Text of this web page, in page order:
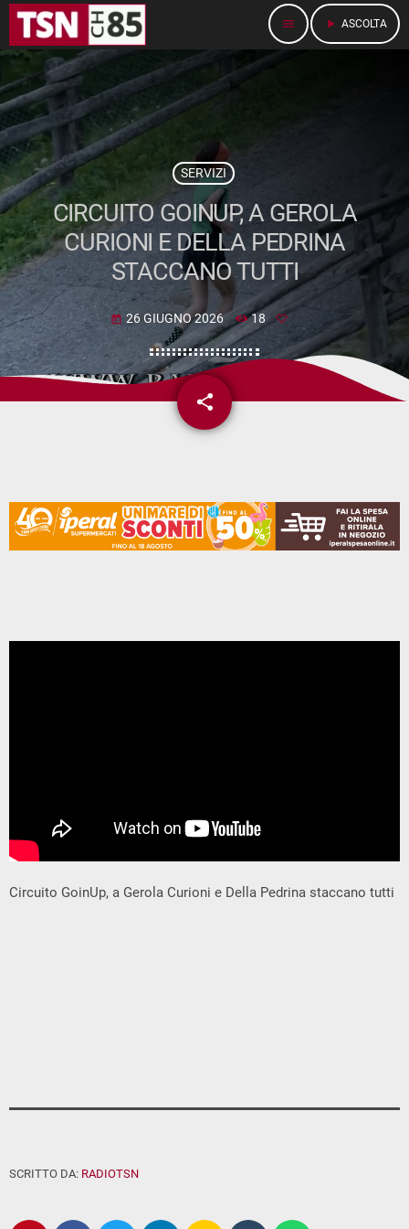
menu play_arrow ASCOLTA
SERVIZI
CIRCUITO GOINUP, A GEROLA
CURIONI E DELLA PEDRINA
STACCANO TUTTI
today 26 GIUGNO 2026 18
share
email
Circuito GoinUp, a Gerola Curioni e Della Pedrina staccano tutti
SCRITTO DA: RADIOTSN